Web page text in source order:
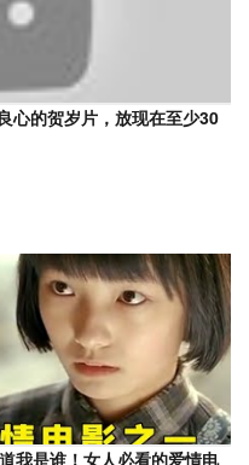
心的贺岁片，放现在至少30
我是谁！女人必看的爱情电